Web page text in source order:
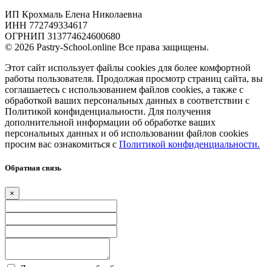
ИП Крохмаль Елена Николаевна
ИНН 772749334617
ОГРНИП 313774624600680
© 2026 Pastry-School.online Все права защищены.
Этот сайт использует файлы cookies для более комфортной
работы пользователя. Продолжая просмотр страниц сайта, вы
соглашаетесь с использованием файлов cookies, а также с
обработкой ваших персональных данных в соответствии с
Политикой конфиденциальности. Для получения
дополнительной информации об обработке ваших
персональных данных и об использовании файлов cookies
просим вас ознакомиться с Политикой конфиденциальности.
Обратная связь
×